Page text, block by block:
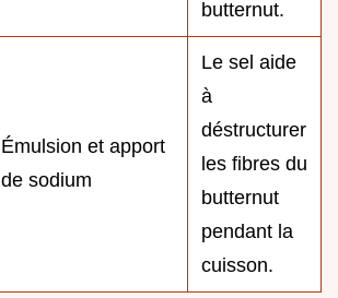
butternut.
Émulsion et apport
de sodium
Le sel aide
à
déstructurer
les fibres du
butternut
pendant la
cuisson.